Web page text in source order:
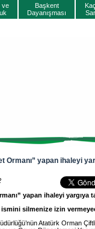
ve
Başkent
Dayanışması
yapan ihaleyi
yapan ihaleyi yargıya
silmenize izin
Atatürk Orman